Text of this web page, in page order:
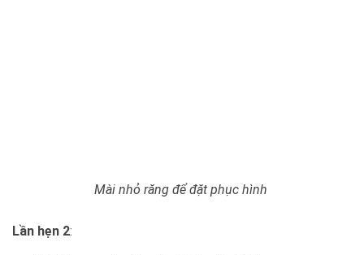
Mài nhỏ răng để đặt phục hình
Lần hẹn 2: